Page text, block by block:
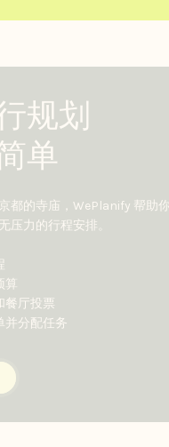
规划
单
都的寺庙，WePlanify 帮助
压力的行程安排。
算
餐厅投票
并分配任务